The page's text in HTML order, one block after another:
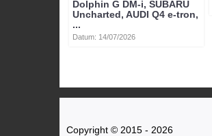
Dolphin G DM-i, SUBARU
Uncharted, AUDI Q4 e-tron,
...
Datum: 14/07/2026
Copyright © 2015 - 2026